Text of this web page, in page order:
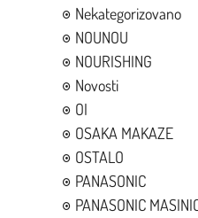
Nekategorizovano
NOUNOU
NOURISHING
Novosti
OI
OSAKA MAKAZE
OSTALO
PANASONIC
PANASONIC